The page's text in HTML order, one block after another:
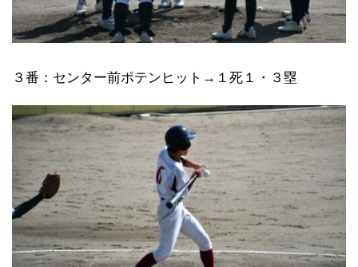
３番：センター前ポテンヒット→１死１・３塁